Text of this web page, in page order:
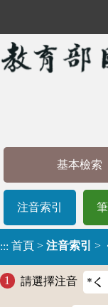
基本檢索
注音索引
::: 首頁 > 注音索引 >
請選擇注音